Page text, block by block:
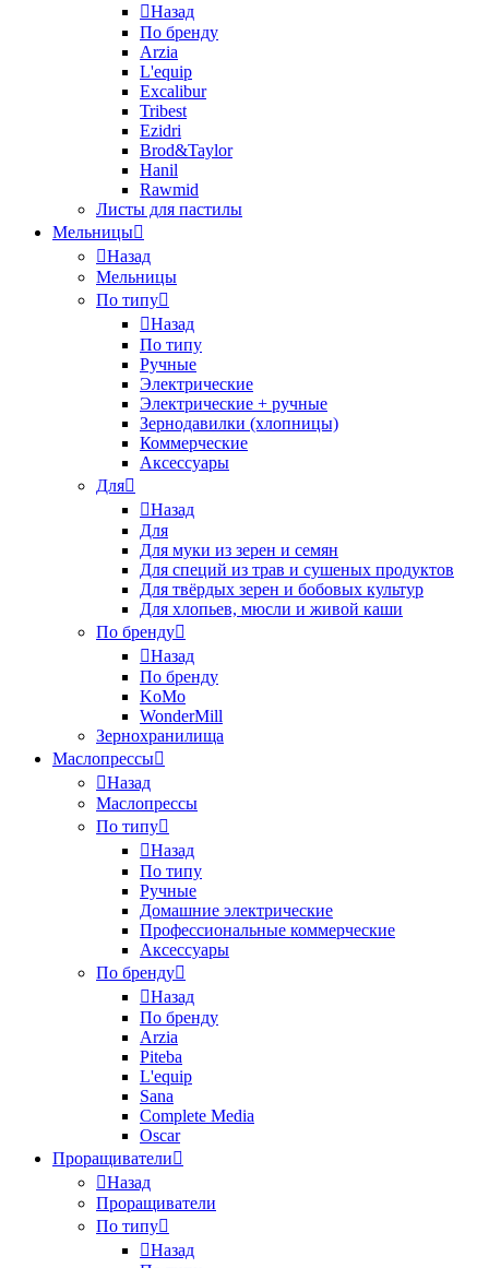
Назад
По бренду
Arzia
L'equip
Excalibur
Tribest
Ezidri
Brod&Taylor
Hanil
Rawmid
Листы для пастилы
Мельницы
Назад
Мельницы
По типу
Назад
По типу
Ручные
Электрические
Электрические + ручные
Зернодавилки (хлопницы)
Коммерческие
Аксессуары
Для
Назад
Для
Для муки из зерен и семян
Для специй из трав и сушеных продуктов
Для твёрдых зерен и бобовых культур
Для хлопьев, мюсли и живой каши
По бренду
Назад
По бренду
KoMo
WonderMill
Зернохранилища
Маслопрессы
Назад
Маслопрессы
По типу
Назад
По типу
Ручные
Домашние электрические
Профессиональные коммерческие
Аксессуары
По бренду
Назад
По бренду
Arzia
Piteba
L'equip
Sana
Complete Media
Oscar
Проращиватели
Назад
Проращиватели
По типу
Назад